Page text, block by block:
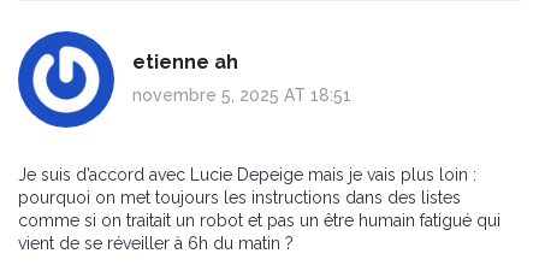
etienne ah
novembre 5, 2025 AT 18:51
Je suis d’accord avec Lucie Depeige mais je vais plus loin :
pourquoi on met toujours les instructions dans des listes
comme si on traitait un robot et pas un être humain fatigué qui
vient de se réveiller à 6h du matin ?